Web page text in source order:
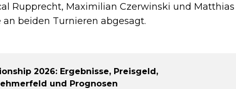
Rupprecht, Maximilian Czerwinski und Matthias
beiden Turnieren abgesagt.
2026: Ergebnisse, Preisgeld,
und Prognosen